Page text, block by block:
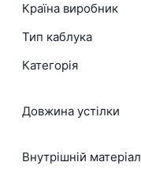
Країна виробник
Тип каблука
Категорія
Довжина устілки
Внутрішній матеріал